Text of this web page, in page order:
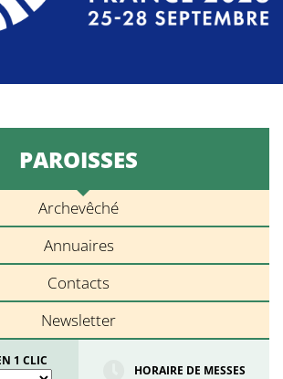
PAROISSES
Archevêché
Annuaires
Contacts
Newsletter
1 CLIC
HORAIRE DE MESSES